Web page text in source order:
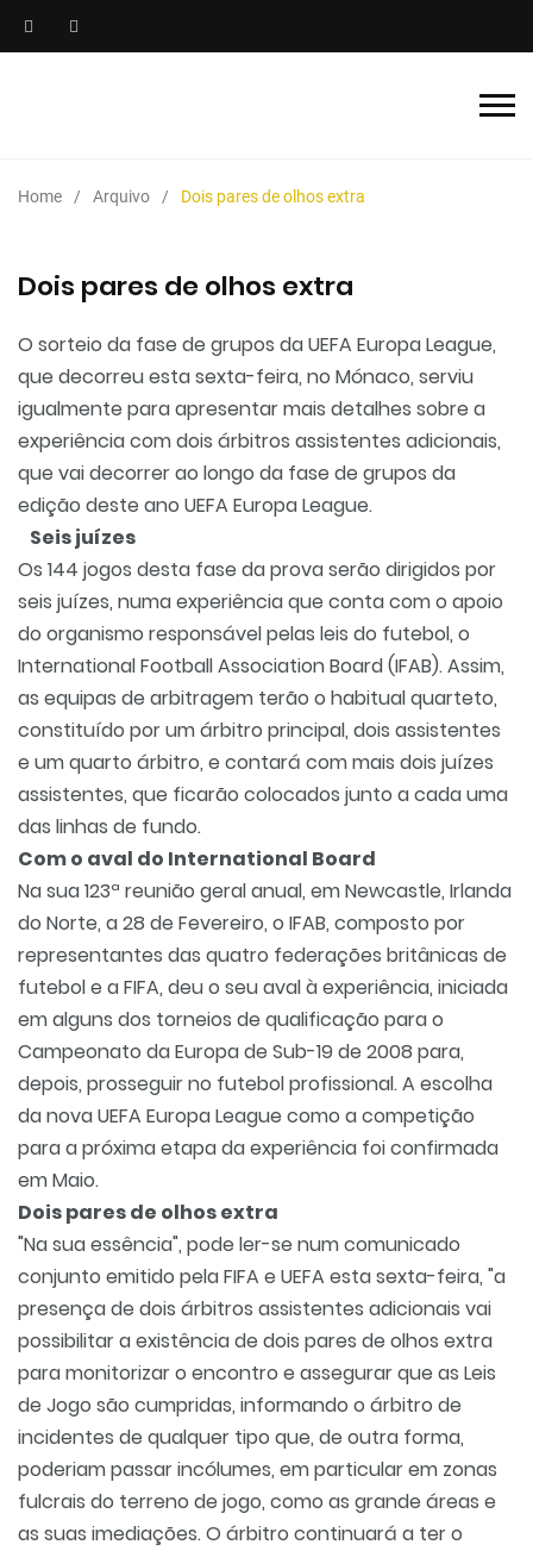
Home Arquivo Dois pares de olhos extra
Dois pares de olhos extra
O sorteio da fase de grupos da UEFA Europa League,
que decorreu esta sexta-feira, no Mónaco, serviu
igualmente para apresentar mais detalhes sobre a
experiência com dois árbitros assistentes adicionais,
que vai decorrer ao longo da fase de grupos da
edição deste ano UEFA Europa League.
Seis juízes
Os 144 jogos desta fase da prova serão dirigidos por
seis juízes, numa experiência que conta com o apoio
do organismo responsável pelas leis do futebol, o
International Football Association Board (IFAB). Assim,
as equipas de arbitragem terão o habitual quarteto,
constituído por um árbitro principal, dois assistentes
e um quarto árbitro, e contará com mais dois juízes
assistentes, que ficarão colocados junto a cada uma
das linhas de fundo.
Com o aval do International Board
Na sua 123ª reunião geral anual, em Newcastle, Irlanda
do Norte, a 28 de Fevereiro, o IFAB, composto por
representantes das quatro federações britânicas de
futebol e a FIFA, deu o seu aval à experiência, iniciada
em alguns dos torneios de qualificação para o
Campeonato da Europa de Sub-19 de 2008 para,
depois, prosseguir no futebol profissional. A escolha
da nova UEFA Europa League como a competição
para a próxima etapa da experiência foi confirmada
em Maio.
Dois pares de olhos extra
"Na sua essência", pode ler-se num comunicado
conjunto emitido pela FIFA e UEFA esta sexta-feira, "a
presença de dois árbitros assistentes adicionais vai
possibilitar a existência de dois pares de olhos extra
para monitorizar o encontro e assegurar que as Leis
de Jogo são cumpridas, informando o árbitro de
incidentes de qualquer tipo que, de outra forma,
poderiam passar incólumes, em particular em zonas
fulcrais do terreno de jogo, como as grande áreas e
as suas imediações. O árbitro continuará a ter o